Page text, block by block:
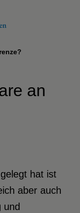
an
hat ist
aber auch
und